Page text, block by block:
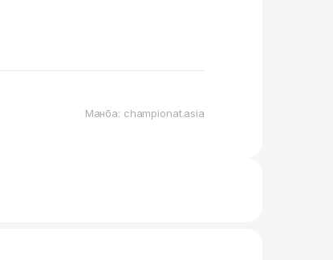
Манба: championat.asia